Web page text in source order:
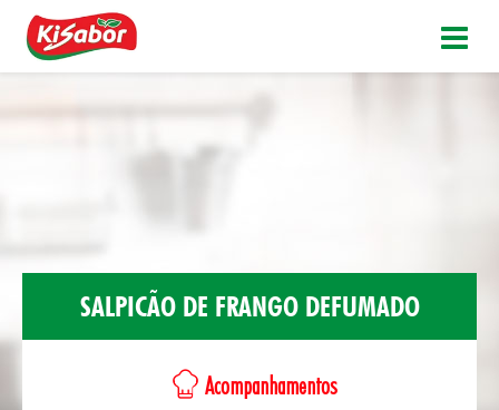
SALPICÃO DE FRANGO DEFUMADO
Acompanhamentos